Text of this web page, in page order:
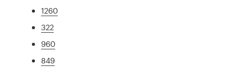
1260
322
960
849